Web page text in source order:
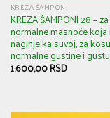
KREZA ŠAMPONI
KREZA ŠAMPONI 28 –
normalne masnoće
naginje ka suvoj, za kosu
normalne gustine i
1.600,00RSD